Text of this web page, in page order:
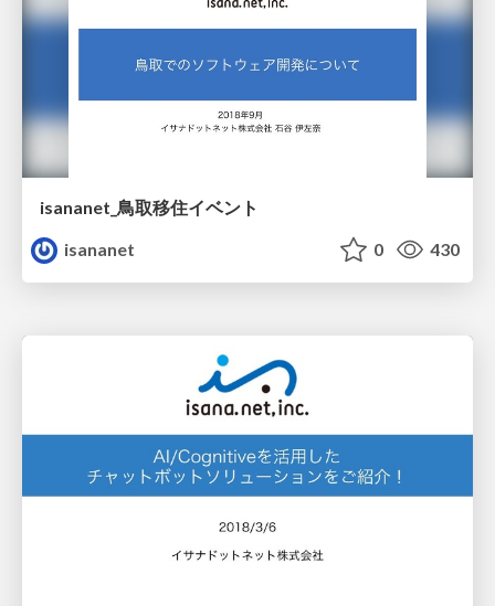
isananet_鳥取移住イベント
isananet
0 430